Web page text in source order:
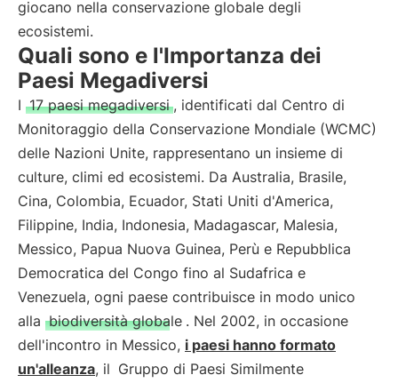
giocano nella conservazione globale degli
ecosistemi.
Quali sono e l'Importanza dei
Paesi Megadiversi
I 17 paesi megadiversi , identificati dal Centro di
Monitoraggio della Conservazione Mondiale (WCMC)
delle Nazioni Unite, rappresentano un insieme di
culture, climi ed ecosistemi. Da Australia, Brasile,
Cina, Colombia, Ecuador, Stati Uniti d'America,
Filippine, India, Indonesia, Madagascar, Malesia,
Messico, Papua Nuova Guinea, Perù e Repubblica
Democratica del Congo fino al Sudafrica e
Venezuela, ogni paese contribuisce in modo unico
alla biodiversità globale . Nel 2002, in occasione
dell'incontro in Messico, i paesi hanno formato
un'alleanza, il Gruppo di Paesi Similmente